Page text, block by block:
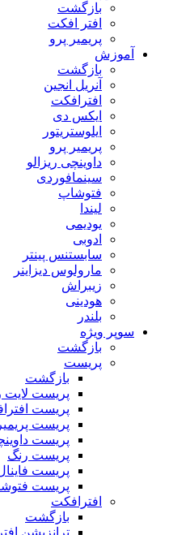
بازگشت
افتر افکت
پریمیر پرو
آموزش
بازگشت
آنریل انجین
افترافکت
ایکس دی
ایلوستریتور
پریمیر پرو
داوینچی ریزالو
سینمافوردی
فتوشاپ
لیندا
یودیمی
ادوبی
سابستنس پینتر
مارولوس دیزاینر
زیبراش
هودینی
بلندر
سوپر ویژه
بازگشت
پریست
بازگشت
پریست لایت
پریست
پریست
پریست
پریست رنگ
پریست
پریست
افترافکت
بازگشت
ترانزیشن